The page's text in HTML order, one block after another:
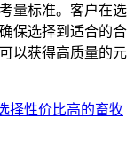
量标准。客户在选
保选择到适合的合
以获得高质量的元
择性价比高的畜牧